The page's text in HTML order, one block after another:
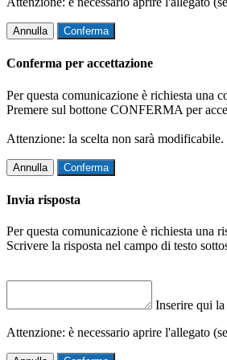
Annulla Conferma
Conferma per accettazione
Per questa comunicazione è richiesta una
Premere sul bottone CONFERMA per
Attenzione: la scelta non sarà modificabile.
Annulla Conferma
Invia risposta
Per questa comunicazione è richiesta una
Scrivere la risposta nel campo di testo
Inserire qui la
Attenzione: è necessario aprire l'allegato